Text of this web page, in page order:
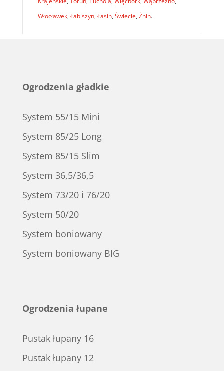
Włocławek, Łabiszyn, Łasin, Świecie, Żnin.
Ogrodzenia gładkie
System 55/15 Mini
System 85/25 Long
System 85/15 Slim
System 36,5/36,5
System 73/20 i 76/20
System 50/20
System boniowany
System boniowany BIG
Ogrodzenia łupane
Pustak łupany 16
Pustak łupany 12